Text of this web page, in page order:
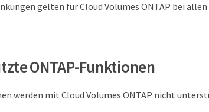
gelten für Cloud Volumes ONTAP bei allen
ONTAP-Funktionen
werden mit Cloud Volumes ONTAP nicht